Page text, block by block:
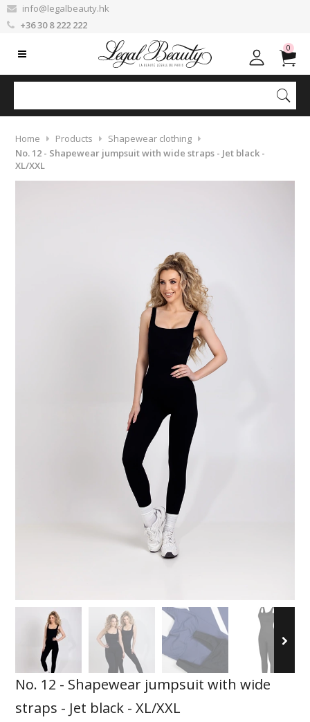
info@legalbeauty.hk
+36 30 8 222 222
0
Home Products
Shapewear clothing
No. 12 - Shapewear jumpsuit with wide straps - Jet black -
XL/XXL
No. 12 - Shapewear jumpsuit with wide
straps - Jet black - XL/XXL